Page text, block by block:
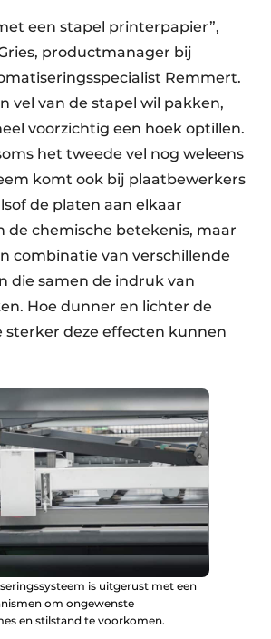
een stapel printerpapier”,
productmanager bij
Remmert.
vel van de stapel wil pakken,
voorzichtig een hoek optillen.
het tweede vel nog weleens
komt ook bij plaatbewerkers
de platen aan elkaar
de chemische betekenis, maar
combinatie van verschillende
die samen de indruk van
Hoe dunner en lichter de
sterker deze effecten kunnen
is uitgerust met een
om ongewenste
en stilstand te voorkomen.